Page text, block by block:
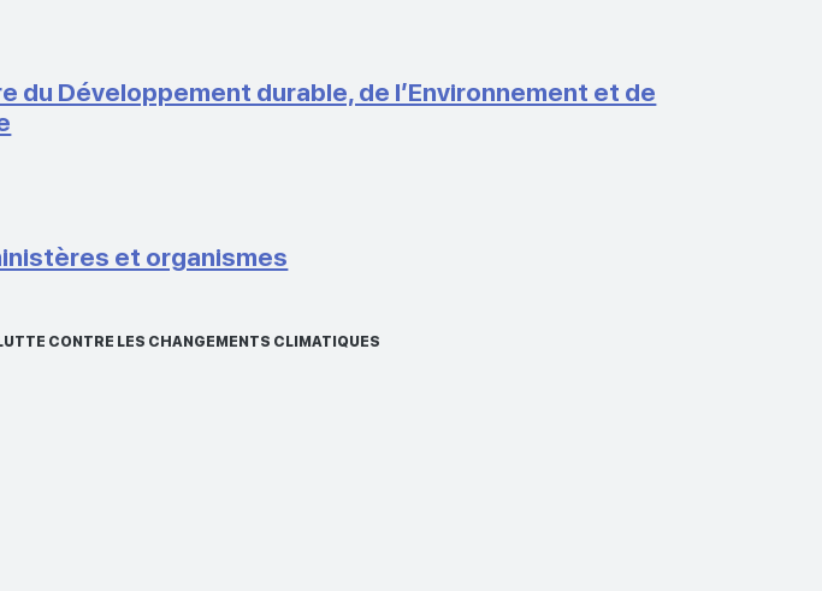
Développement durable, de l’Environnement et de
et organismes
CONTRE LES CHANGEMENTS CLIMATIQUES